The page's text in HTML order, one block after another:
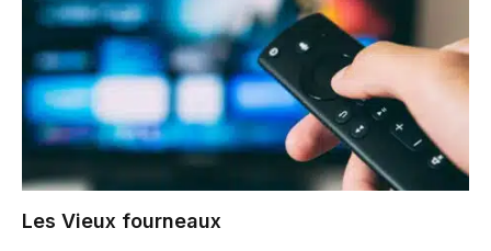
Les Vieux fourneaux